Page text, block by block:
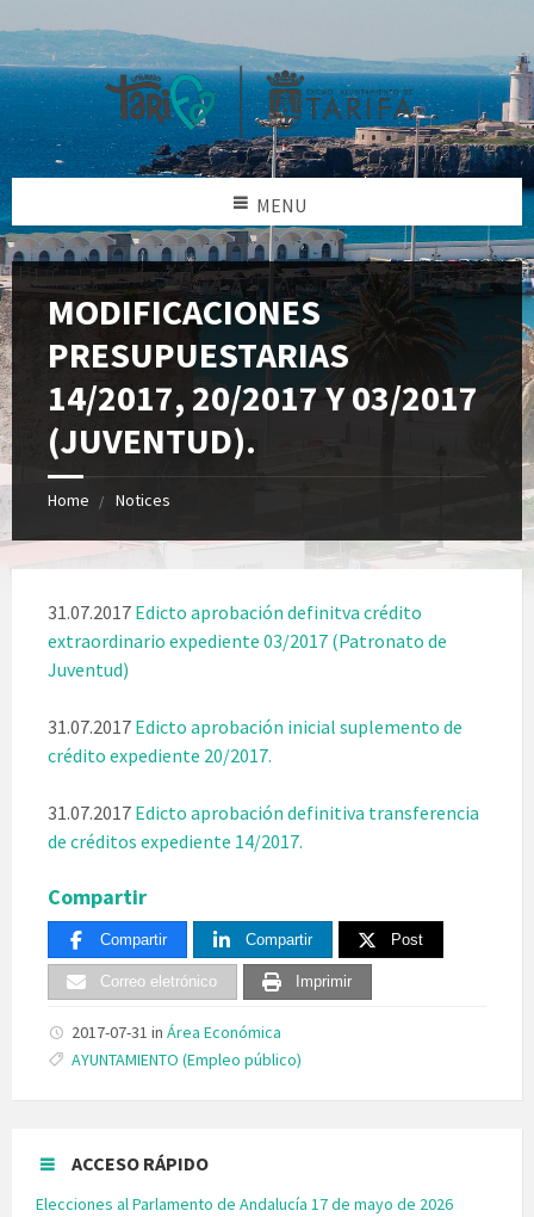
MENU
MODIFICACIONES
PRESUPUESTARIAS
14/2017, 20/2017 Y 03/2017
(JUVENTUD).
Home Notices
31.07.2017 Edicto aprobación definitva crédito
extraordinario expediente 03/2017 (Patronato de
Juventud)
31.07.2017 Edicto aprobación inicial suplemento de
crédito expediente 20/2017.
31.07.2017 Edicto aprobación definitiva transferencia
de créditos expediente 14/2017.
Compartir
Compartir Compartir Post
Correo eletrónico Imprimir
2017-07-31 in Área Económica
Tags:
AYUNTAMIENTO (Empleo público)
ACCESO RÁPIDO
Elecciones al Parlamento de Andalucía 17 de mayo de 2026